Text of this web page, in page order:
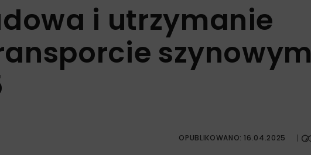
i utrzymanie
szynowym
OPUBLIKOWANO: 16.04.2025